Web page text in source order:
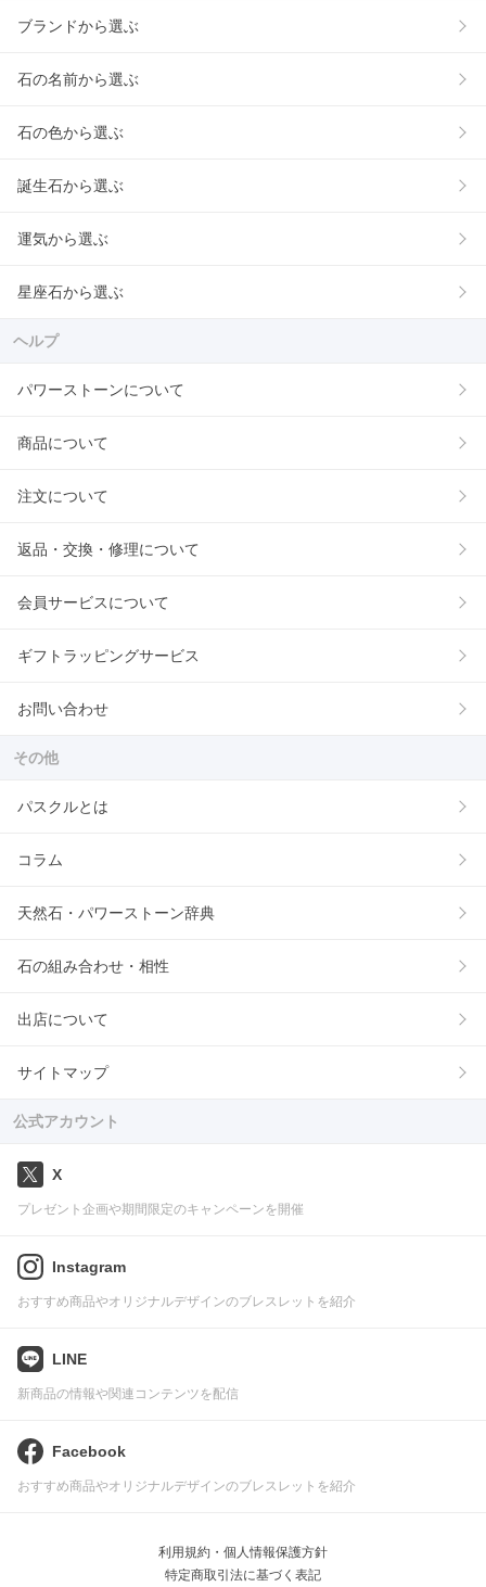
ブランドから選ぶ
石の名前から選ぶ
石の色から選ぶ
誕生石から選ぶ
運気から選ぶ
星座石から選ぶ
ヘルプ
パワーストーンについて
商品について
注文について
返品・交換・修理について
会員サービスについて
ギフトラッピングサービス
お問い合わせ
その他
パスクルとは
コラム
天然石・パワーストーン辞典
石の組み合わせ・相性
出店について
サイトマップ
公式アカウント
X
プレゼント企画や期間限定のキャンペーンを開催
Instagram
おすすめ商品やオリジナルデザインのブレスレットを紹介
LINE
新商品の情報や関連コンテンツを配信
Facebook
おすすめ商品やオリジナルデザインのブレスレットを紹介
利用規約・個人情報保護方針
特定商取引法に基づく表記